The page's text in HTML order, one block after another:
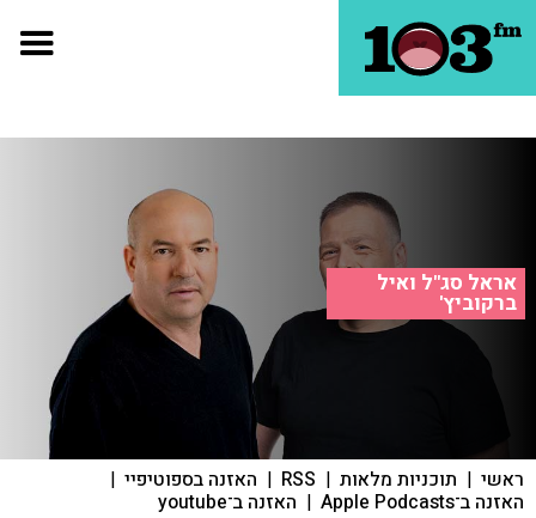
אראל סג"ל ואיל
ברקוביץ'
ראשי | תוכניות מלאות |
RSS
| האזנה בספוטיפיי |
האזנה ב־Apple Podcasts | האזנה ב־youtube